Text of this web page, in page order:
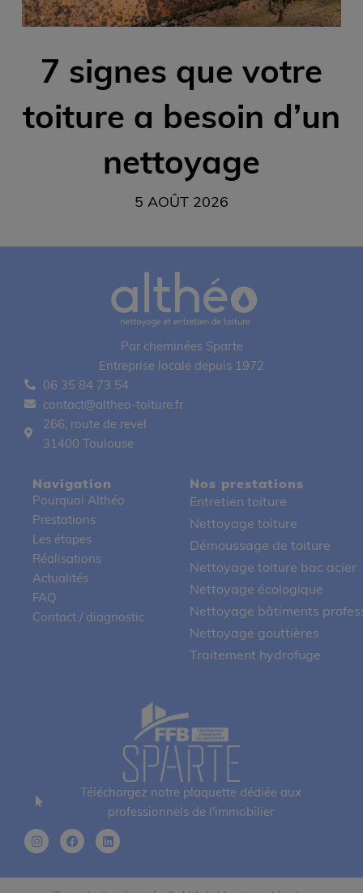
7 signes que votre
toiture a besoin d’un
nettoyage
5 AOÛT 2026
Par cheminées Sparte
Entreprise locale depuis 1972
06 35 84 73 54
contact@altheo-toiture.fr
266, route de revel
31400 Toulouse
Nos prestations
Entretien toiture
Nettoyage toiture
Démoussage de toiture
Nettoyage toiture bac acier
Nettoyage écologique
Nettoyage bâtiments
Nettoyage gouttières
Traitement hydrofuge
Navigation
Pourquoi Althéo
Prestations
Les étapes
Réalisations
Actualités
FAQ
Contact / diagnostic
Téléchargez notre plaquette dédiée aux
professionnels de l'immobilier